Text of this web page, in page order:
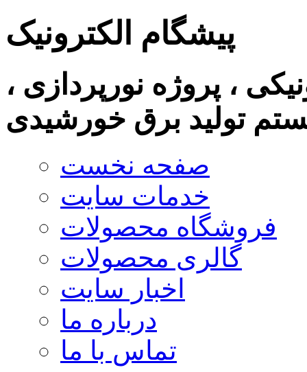
پیشگام الکترونیک
، پروژه نورپردازی ،
تولید برق خورشیدی
صفحه نخست
خدمات سایت
فروشگاه محصولات
گالری محصولات
اخبار سایت
درباره ما
تماس با ما